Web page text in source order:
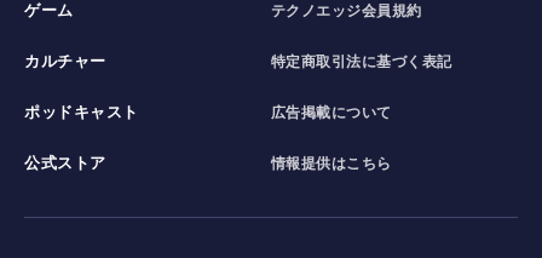
ゲーム
カルチャー
ポッドキャスト
公式ストア
テクノエッジ会員規約
特定商取引法に基づく表記
広告掲載について
情報提供はこちら